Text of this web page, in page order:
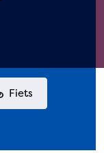
Fiets